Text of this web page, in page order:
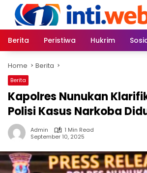
content
Berita
Peristiwa Hukrim
Home Berita
Berita
Kapolres Nunukan
Polisi Kasus Narkoba
Admin
1 Min Read
September 10, 2025